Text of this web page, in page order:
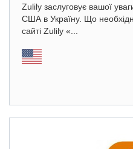
Zulily заслуговує вашої
США в Україну. Що
сайті Zulily «...